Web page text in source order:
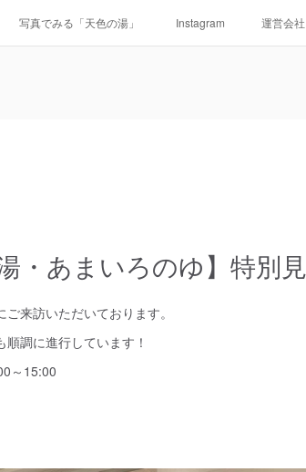
写真でみる「天色の湯」 Instagram 運営会社
・あまいろのゆ】特別
来訪いただいております。
調に進行しています！
～15:00